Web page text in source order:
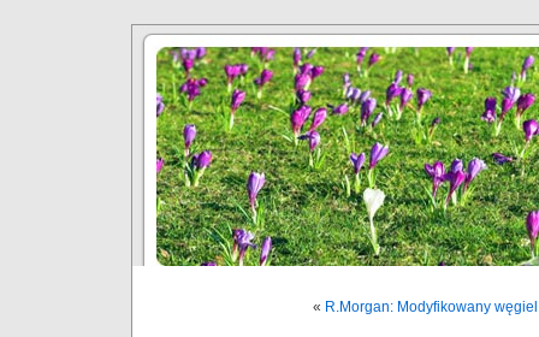
« R.Morgan: Modyfikowany węgiel